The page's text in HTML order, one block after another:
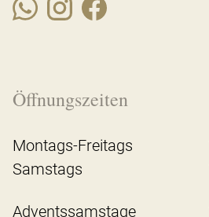
Öffnungszeiten
Montags-Freitags
Samstags
Adventssamstage